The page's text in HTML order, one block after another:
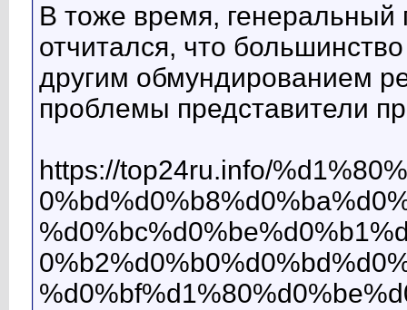
В тоже время,
отчитался, что
другим обмундированием
проблемы представители
https://top24ru.info/